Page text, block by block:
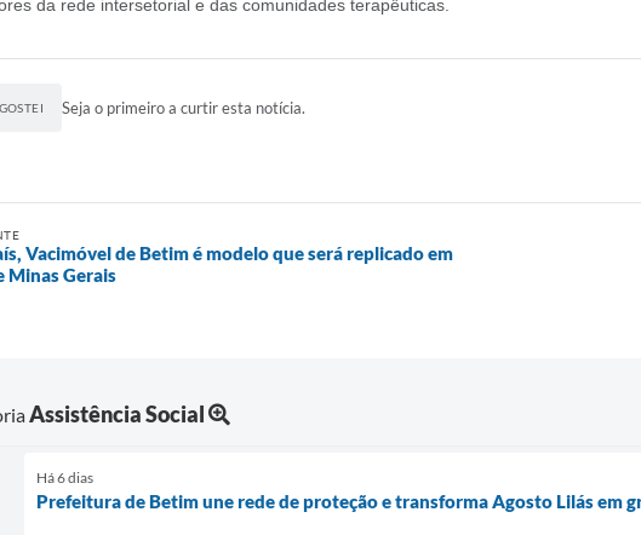
da rede intersetorial e das comunidades terapêuticas.
Seja o primeiro a curtir esta notícia.
Vacimóvel de Betim é modelo que será replicado em
Minas Gerais
Assistência Social
Há 6 dias
Prefeitura de Betim une rede de proteção e transforma Agosto Lilás em